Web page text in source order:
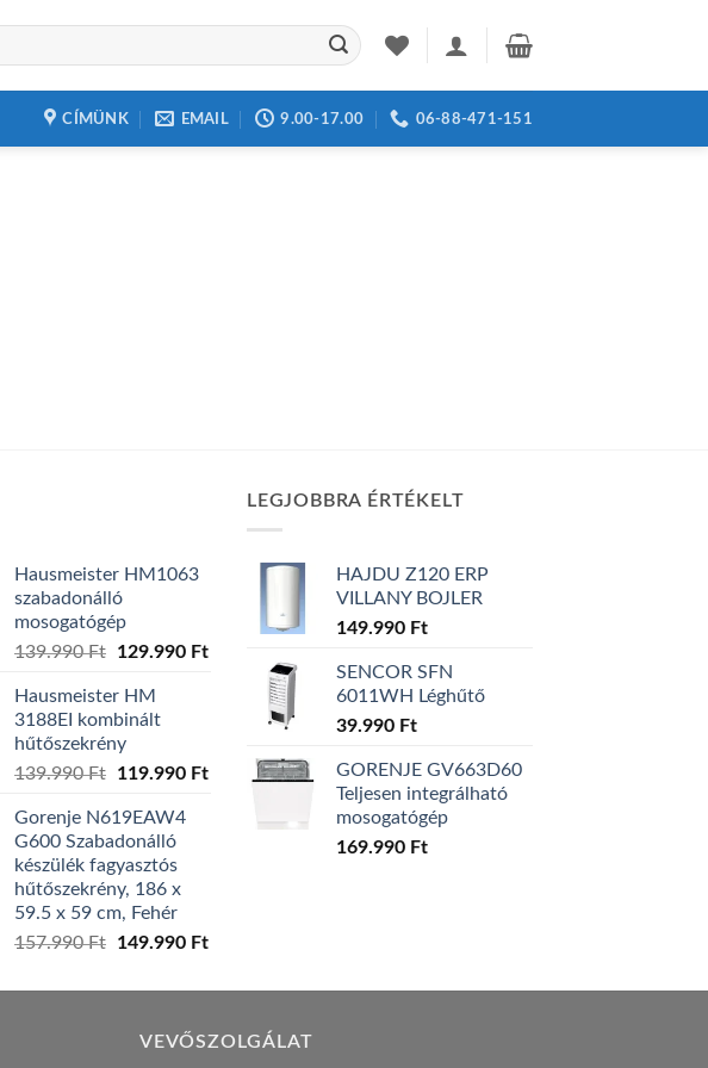
CÍMÜNK EMAIL 9.00-17.00 06-88-471-151
Hausmeister HM1063
szabadonálló
mosogatógép
139.990Ft
Original
was:
139.990 Ft.
129.990 FtCurrent
129.990 Ft.
Hausmeister HM
3188EI kombinált
hűtőszekrény
139.990Ft
Original
was:
139.990 Ft.
119.990 FtCurrent
Gorenje N619EAW4
G600 Szabadonálló
készülék fagyasztós
hűtőszekrény, 186 x
59.5 x 59 cm, Fehér
157.990Ft
Original
was:
149.990 FtCurrent
is:
LEGJOBBRA ÉRTÉKELT
HAJDU Z120 ERP
VILLANY BOJLER
149.990 Ft
SENCOR SFN
6011WH Léghűtő
39.990 Ft
GORENJE GV663D60
Teljesen integrálható
mosogatógép
169.990 Ft
VEVŐSZOLGÁLAT